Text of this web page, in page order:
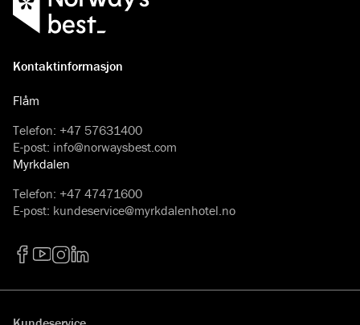
Kontaktinformasjon
Flåm
Telefon: +47 57631400
E-post: info@norwaysbest.com
Myrkdalen
Telefon: +47 47471600
E-post: kundeservice@myrkdalenhotel.no